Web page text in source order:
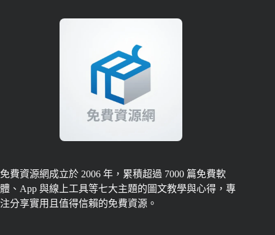
免費資源網成立於 2006 年，累積超過 7000 篇免費軟
體、App 與線上工具等七大主題的圖文教學與心得，專
注分享實用且值得信賴的免費資源。